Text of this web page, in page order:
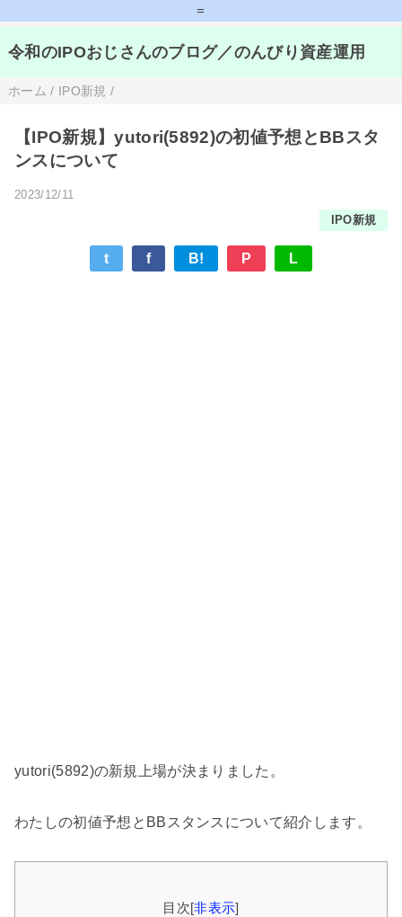
=
令和のIPOおじさんのブログ／のんびり資産運用
ホーム / IPO新規 /
【IPO新規】yutori(5892)の初値予想とBBスタ
ンスについて
2023/12/11
IPO新規
t f B! P L
yutori(5892)の新規上場が決まりました。
わたしの初値予想とBBスタンスについて紹介します。
目次[非表示]